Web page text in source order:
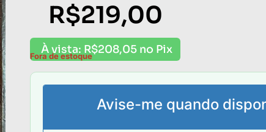
R$219,00
À vista: R$208,05 no Pix
Fora de estoque
Avise-me quando